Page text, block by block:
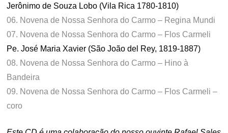
Jerônimo de Souza Lobo (Vila Rica 1780-1810)
06. Novena de Nossa Senhora do Carmo – Regina Mundi
07. Novena de Nossa Senhora do Carmo – Flos Carmeli
Pe. José Maria Xavier (São João del Rey, 1819-1887)
08. Novena de Nossa Senhora do Carmo – Hino à
Bandeira
09. Novena de Nossa Senhora do Carmo – Flos Carmeli –
coro